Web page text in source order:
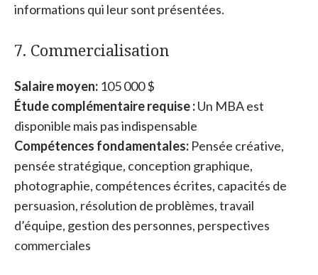
informations qui leur sont présentées.
7. Commercialisation
Salaire moyen: 105 000 $
Étude complémentaire requise :Un MBA est
disponible mais pas indispensable
Compétences fondamentales: Pensée créative,
pensée stratégique, conception graphique,
photographie, compétences écrites, capacités de
persuasion, résolution de problèmes, travail
d’équipe, gestion des personnes, perspectives
commerciales